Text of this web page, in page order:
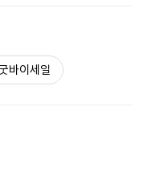
바이세일